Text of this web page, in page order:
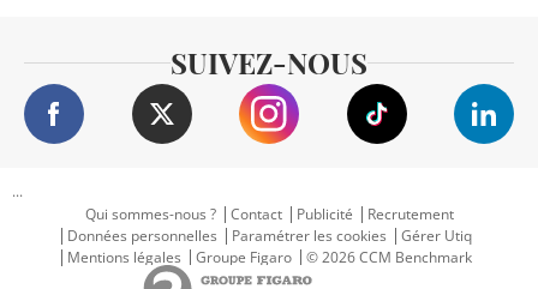
SUIVEZ-NOUS
...
Qui sommes-nous ?
Contact Publicité
Recrutement
Données personnelles
Paramétrer les cookies
Gérer Utiq
Mentions légales
Groupe Figaro © 2026 CCM Benchmark